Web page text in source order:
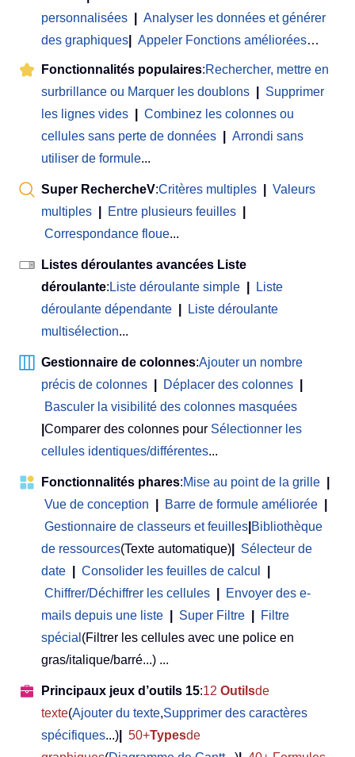
personnalisées
Analyser les données et générer
des graphiques
Appeler Fonctions améliorées…
Fonctionnalités populaires:Rechercher, mettre en
surbrillance ou Marquer les doublons
Supprimer
les lignes vides
Combinez les colonnes ou
cellules sans perte de données
Arrondi sans
utiliser de formule...
Super RechercheV:Critères multiples
Valeurs
multiples
Entre plusieurs feuilles
Correspondance floue...
Listes déroulantes avancées Liste
déroulante: Liste déroulante simple
Liste
déroulante dépendante
Liste déroulante
multisélection...
Gestionnaire de colonnes:Ajouter un nombre
précis de colonnes
Déplacer des colonnes
Basculer la visibilité des colonnes masquées
Comparer des colonnes pour Sélectionner les
cellules identiques/différentes...
Fonctionnalités phares:Mise au point de la grille
Vue de conception
Barre de formule améliorée
Gestionnaire de classeurs et feuilles Bibliothèque
de ressources(Texte automatique)
Sélecteur de
date
Consolider les feuilles de calcul
Chiffrer/Déchiffrer les cellules
Envoyer des e-
mails depuis une liste
Super Filtre
Filtre
spécial (Filtrer les cellules avec une police en
gras/italique/barré...) ...
Principaux jeux d’outils 15:12 Outilsde
texte(Ajouter du texte,Supprimer des caractères
spécifiques...) 50+Typesde